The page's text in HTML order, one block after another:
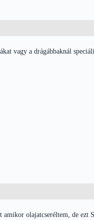
vagy a drágábbaknál
olajatcseréltem, de ezt